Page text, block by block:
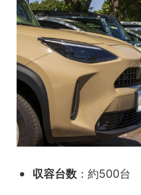
収容台数 ：約500台